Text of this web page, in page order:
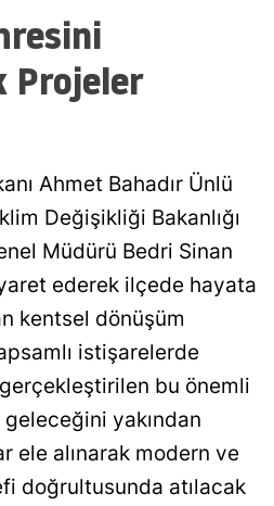
Balıkesir
Bilecik
Bingöl
Bitlis
Bolu
Burdur
Projeler
Ahmet Bahadır Ünlü
Değişikliği Bakanlığı
Müdürü Bedri Sinan
ederek ilçede hayata
kentsel dönüşüm
istişarelerde
bu önemli
yakından
ele alınarak modern ve
doğrultusunda atılacak